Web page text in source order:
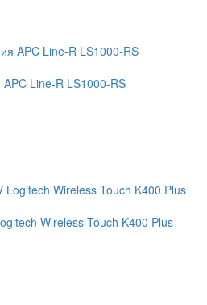
Line-R LS1000-RS
Wireless Touch K400 Plus